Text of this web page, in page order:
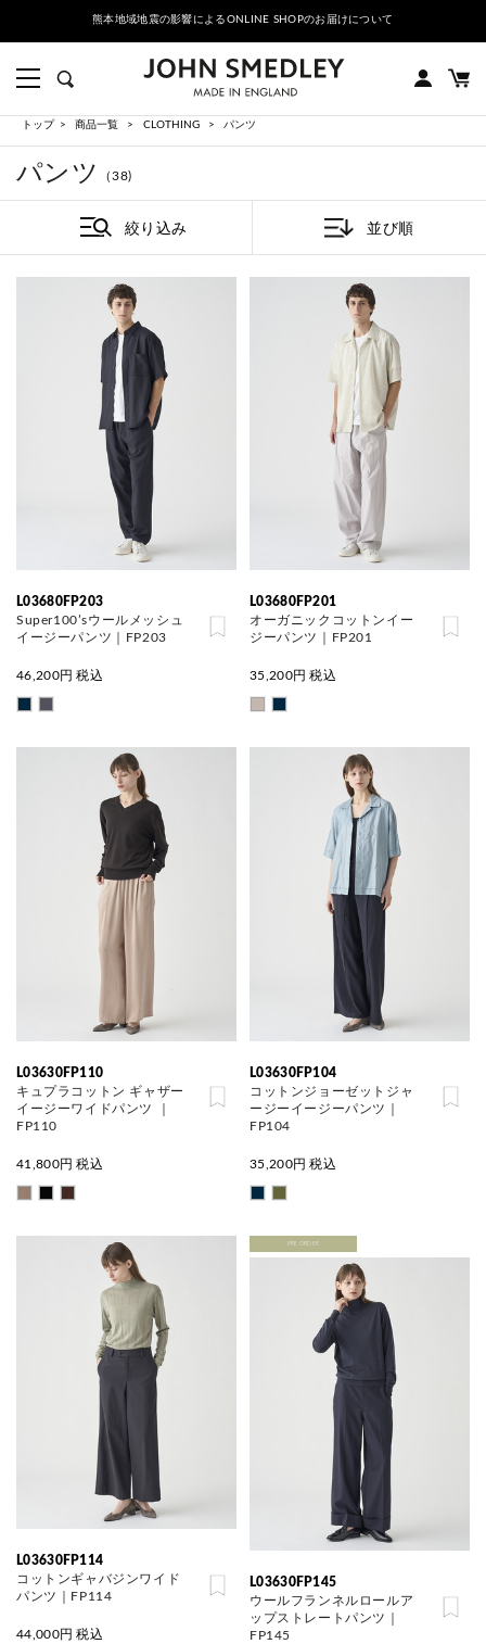
熊本地域地震の影響によるONLINE SHOPのお届けについて
トップ 商品一覧 CLOTHING パンツ
パンツ （38)
絞り込み 並び順
L03680FP203
Super100’sウールメッシュ
イージーパンツ｜FP203
46,200円 税込
L03680FP201
オーガニックコットンイー
ジーパンツ｜FP201
35,200円 税込
L03630FP110
キュプラコットン ギャザー
イージーワイドパンツ ｜
FP110
41,800円 税込
L03630FP104
コットンジョーゼットジャ
ージーイージーパンツ｜
FP104
35,200円 税込
L03630FP114
コットンギャバジンワイド
パンツ｜FP114
44,000円 税込
PRE ORDER
L03630FP145
ウールフランネルロールア
ップストレートパンツ｜
FP145